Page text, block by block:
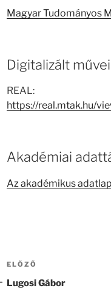
Magyar Tudományos
Digitalizált
REAL:
https://real.mtak.hu/
Akadémiai
Az akadémikus
Bejegyzés
navigáció
Korábbi
bejegyzés
ELŐZŐ
Lugosi Gábor